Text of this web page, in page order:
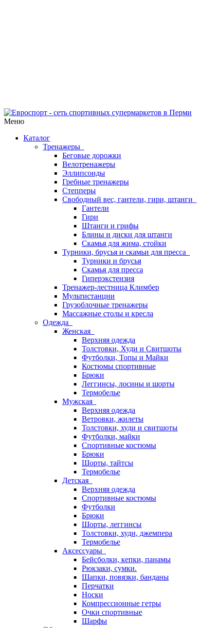
Меню
Каталог
Тренажеры
Беговые дорожки
Велотренажеры
Эллипсоиды
Гребные тренажеры
Степперы
Свободный вес, гантели, гири, штанги
Гантели
Гири
Штанги и грифы
Блины и диски для штанги
Скамья для жима, стойки
Турники, брусья и скамьи для пресса
Турники и брусья
Скамья для пресса
Гиперэкстензия
Тренажер-лестница Климбер
Мультистанции
Грузоблочные тренажеры
Массажные столы и кресла
Одежда
Женская
Верхняя одежда
Толстовки, Худи и Свитшоты
Футболки, Топы и Майки
Костюмы спортивные
Брюки
Леггинсы, лосины и шорты
Термобелье
Мужская
Верхняя одежда
Ветровки, жилеты
Толстовки, худи и свитшоты
Футболки, майки
Спортивные костюмы
Брюки
Шорты, тайтсы
Термобелье
Детская
Верхняя одежда
Спортивные костюмы
Футболки
Брюки
Шорты, леггинсы
Толстовки, худи, джемпера
Термобелье
Аксессуары
Бейсболки, кепки, панамы
Рюкзаки, сумки.
Шапки, повязки, банданы
Перчатки
Носки
Компрессионные гетры
Очки спортивные
Шарфы